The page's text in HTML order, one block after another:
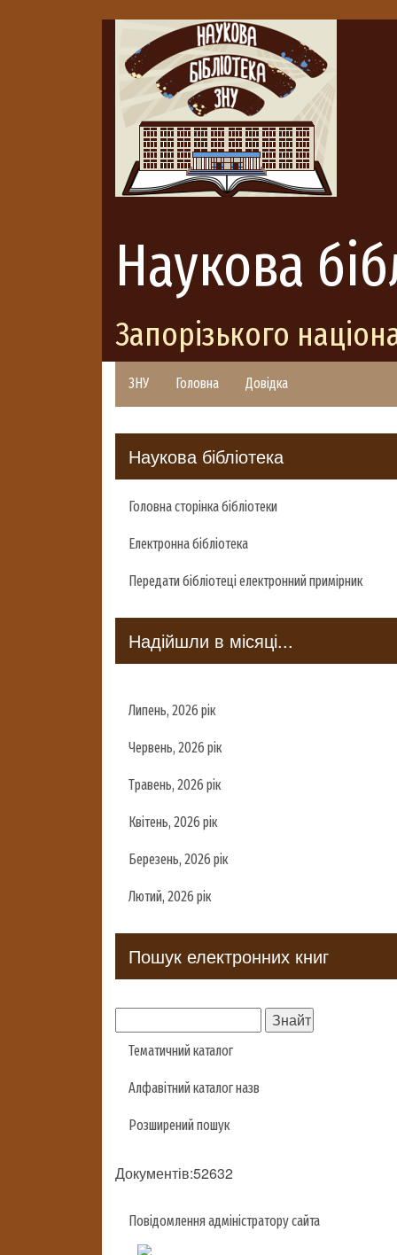
Наукова
Запорізького
ЗНУ Головна Довідка
Наукова бібліотека
Головна сторінка бібліотеки
Електронна бібліотека
Передати бібліотеці електронний примірник
Надійшли в місяці...
Липень, 2026 рік
Червень, 2026 рік
Травень, 2026 рік
Квітень, 2026 рік
Березень, 2026 рік
Лютий, 2026 рік
Пошук електронних книг
Тематичний каталог
Алфавітний каталог назв
Розширений пошук
Документів:52632
Повідомлення адміністратору сайта